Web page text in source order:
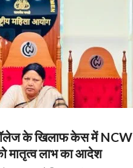
के खिलाफ केस में NCW
मातृत्व लाभ का आदेश